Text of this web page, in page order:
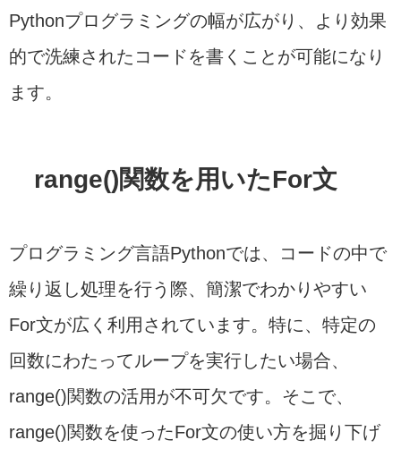
Pythonプログラミングの幅が広がり、より効果
的で洗練されたコードを書くことが可能になり
ます。
range()関数を用いたFor文
プログラミング言語Pythonでは、コードの中で
繰り返し処理を行う際、簡潔でわかりやすい
For文が広く利用されています。特に、特定の
回数にわたってループを実行したい場合、
range()関数の活用が不可欠です。そこで、
range()関数を使ったFor文の使い方を掘り下げ